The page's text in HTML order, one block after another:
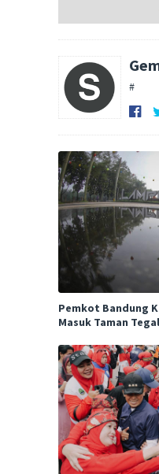
#
Pemkot Bandung
Masuk Taman